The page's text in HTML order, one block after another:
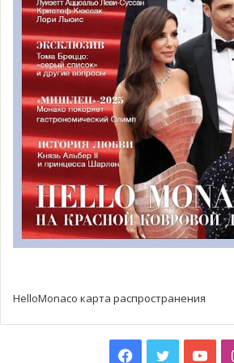
Концерт Риты Оры
В рамках Летнего фестиваля
воскресенье 31 июля 2022 года на
выступит мега популярнаяпоп-
Ора. После знаменитого фестиваля
приедет в Монако, чтобы выступить
Зажигательные танцевальные
танцевальное и световое шоу —
обходится ни один концерт
Рок шоу от Simple
эксклюзивный концерт в Монако. В
года в 20:00 на сцене Salle des
музыкальная группа покажет, что
HelloMonaco карта распространения
Facebook
Twitter